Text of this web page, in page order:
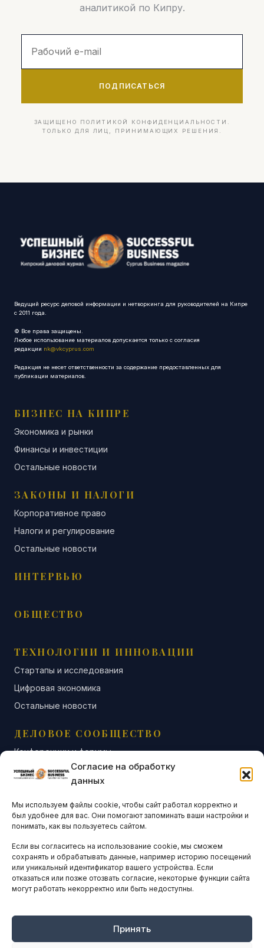
Согласие на обработку
данных
Мы используем файлы cookie, чтобы сайт работал корректно и
был удобнее для вас. Они помогают запоминать ваши настройки и
понимать, как вы пользуетесь сайтом.
Если вы согласитесь на использование cookie, мы сможем
сохранять и обрабатывать данные, например историю посещений
или уникальный идентификатор вашего устройства. Если
отказаться или позже отозвать согласие, некоторые функции сайта
могут работать некорректно или быть недоступны.
Принять
аналитикой по Кипру.
ПОДПИСАТЬСЯ
ЗАЩИЩЕНО ПОЛИТИКОЙ КОНФИДЕНЦИАЛЬНОСТИ.
ТОЛЬКО ДЛЯ ЛИЦ, ПРИНИМАЮЩИХ РЕШЕНИЯ.
Ведущий ресурс деловой информации и нетворкинга для руководителей на Кипре
с 2011 года.
© Все права защищены.
Любое использование материалов допускается только с согласия
редакции nk@vkcyprus.com
Редакция не несет ответственности за содержание предоставленных для
публикации материалов.
БИЗНЕС НА КИПРЕ
Экономика и рынки
Финансы и инвестиции
Остальные новости
ЗАКОНЫ И НАЛОГИ
Корпоративное право
Налоги и регулирование
Остальные новости
ИНТЕРВЬЮ
ОБЩЕСТВО
ТЕХНОЛОГИИ И ИННОВАЦИИ
Стартапы и исследования
Цифровая экономика
Остальные новости
ДЕЛОВОЕ СООБЩЕСТВО
Конференции и форумы
Бизнес-клубы и ассоциации
Остальные новости
АНАЛИТИКА И СТАТИСТИКА
ARTICLES IN ENGLISH
НАВИГАЦИЯ
Оплата онлайн